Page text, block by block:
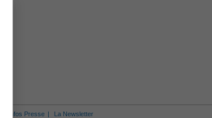
Infos Presse La Newsletter